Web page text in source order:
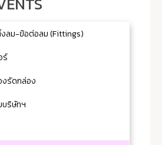
ลม-ข้อต่อลม (Fittings)
ร์
งรัดกล่อง
บริษัทฯ